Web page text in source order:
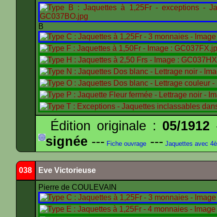
B
Édition originale : 05/1912
signée --- Fiche ouvrage --- Jaquettes avec
038 Eve Victorieuse
Pierre de COULEVAIN